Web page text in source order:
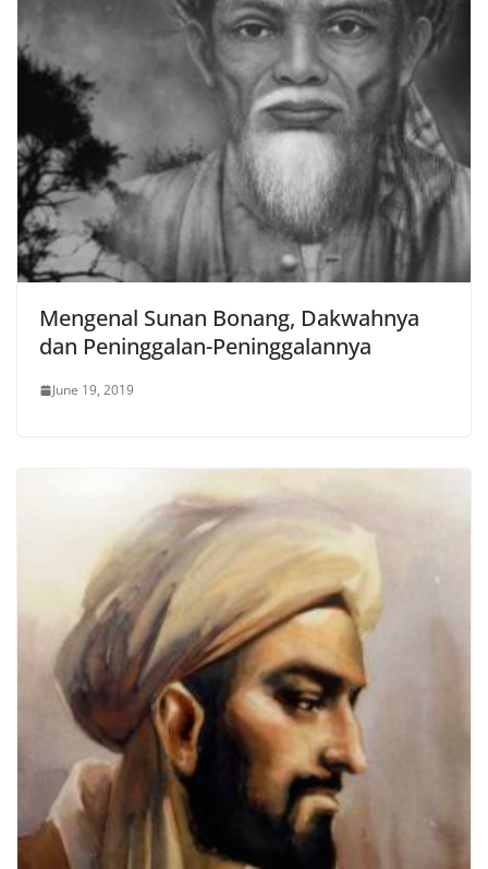
Mengenal Sunan Bonang, Dakwahnya
dan Peninggalan-Peninggalannya
June 19, 2019